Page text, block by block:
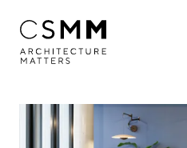
Profile
Services